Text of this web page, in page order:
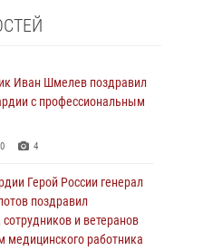
Иван Шмелев поздравил
с профессиональным
4
Герой России генерал
поздравил
и ветеранов
медицинского работника